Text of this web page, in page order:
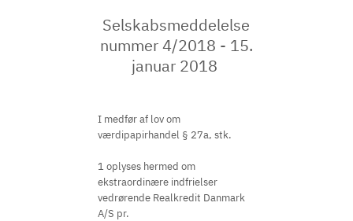
Selskabsmeddelelse
nummer 4/2018 - 15.
januar 2018 ​​​​​​
I medfør af lov om
værdipapirhandel § 27a, stk.
1 oplyses hermed om
ekstraordinære indfrielser
vedrørende Realkredit Danmark
A/S pr.